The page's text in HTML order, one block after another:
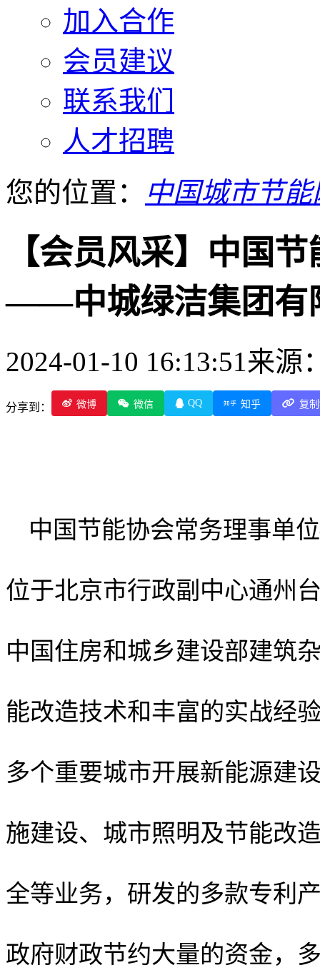
加入合作
会员建议
联系我们
人才招聘
您的位置：
中国城市节能
【会员风采】中国
——中城绿洁集团有
2024-01-10 16:13:51来源
分享到： 微博 微信 QQ 知乎 复
中国节能协会常务理事单
位于北京市行政副中心通州
中国住房和城乡建设部建筑
能改造技术和丰富的实战经
多个重要城市开展新能源建
施建设、城市照明及节能改
全等业务，研发的多款专利
政府财政节约大量的资金，